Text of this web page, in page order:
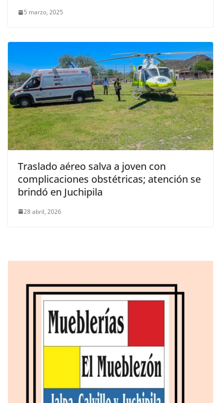
5 marzo, 2025
Traslado aéreo salva a joven con
complicaciones obstétricas; atención se
brindó en Juchipila
28 abril, 2026